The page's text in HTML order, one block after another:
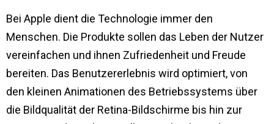
Bei Apple dient die Technologie immer den
Menschen. Die Produkte sollen das Leben der Nutzer
vereinfachen und ihnen Zufriedenheit und Freude
bereiten. Das Benutzererlebnis wird optimiert, von
den kleinen Animationen des Betriebssystems über
die Bildqualität der Retina-Bildschirme bis hin zur